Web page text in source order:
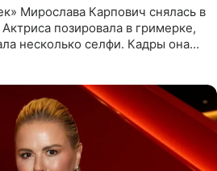
Мирослава Карпович снялась в
позировала в гримерке,
несколько селфи. Кадры она